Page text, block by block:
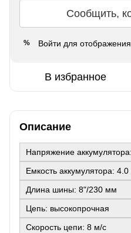
Сообщить,
% Войти для
В избранное
Описание
Напряжение
Емкость аккумулятора: 4.0
Длина шины: 8"/230 мм
Цепь: высокопрочная
Скорость цепи: 8 м/с